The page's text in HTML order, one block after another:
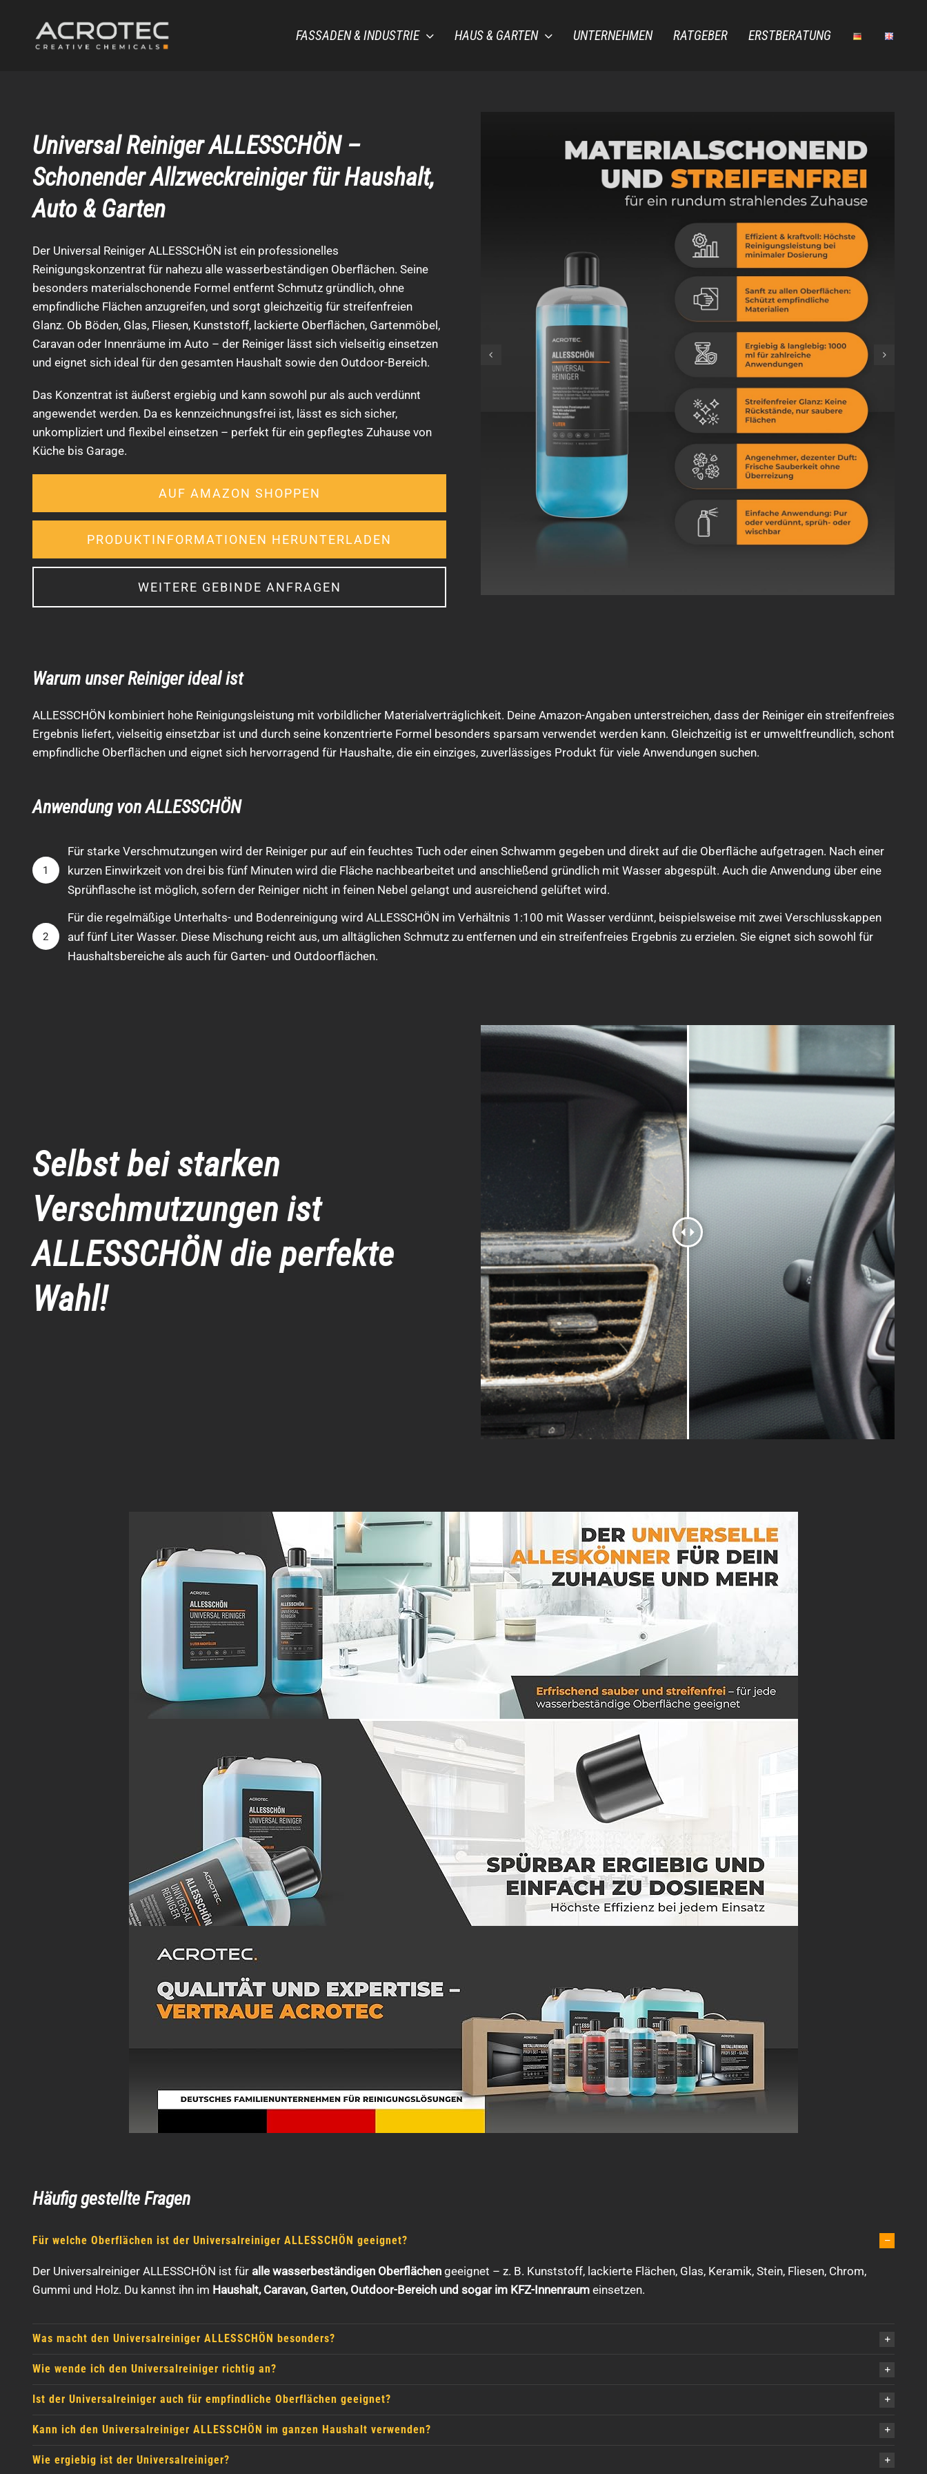
springen
FASSADEN & INDUSTRIE HAUS & GARTEN UNTERNEHMEN RATGEBER ERSTBERATUNG
Universal Reiniger ALLESSCHÖN –
Schonender Allzweckreiniger für Haushalt,
Auto & Garten
Der Universal Reiniger ALLESSCHÖN ist ein professionelles
Reinigungskonzentrat für nahezu alle wasserbeständigen Oberflächen. Seine
besonders materialschonende Formel entfernt Schmutz gründlich, ohne
empfindliche Flächen anzugreifen, und sorgt gleichzeitig für streifenfreien
Glanz. Ob Böden, Glas, Fliesen, Kunststoff, lackierte Oberflächen, Gartenmöbel,
Caravan oder Innenräume im Auto – der Reiniger lässt sich vielseitig einsetzen
und eignet sich ideal für den gesamten Haushalt sowie den Outdoor-Bereich.
Das Konzentrat ist äußerst ergiebig und kann sowohl pur als auch verdünnt
angewendet werden. Da es kennzeichnungsfrei ist, lässt es sich sicher,
unkompliziert und flexibel einsetzen – perfekt für ein gepflegtes Zuhause von
Küche bis Garage.
AUF AMAZON SHOPPEN
PRODUKTINFORMATIONEN HERUNTERLADEN
WEITERE GEBINDE ANFRAGEN
Warum unser Reiniger ideal ist
ALLESSCHÖN kombiniert hohe Reinigungsleistung mit vorbildlicher Materialverträglichkeit. Deine Amazon-Angaben unterstreichen, dass der Reiniger ein streifenfreies
Ergebnis liefert, vielseitig einsetzbar ist und durch seine konzentrierte Formel besonders sparsam verwendet werden kann. Gleichzeitig ist er umweltfreundlich, schont
empfindliche Oberflächen und eignet sich hervorragend für Haushalte, die ein einziges, zuverlässiges Produkt für viele Anwendungen suchen.
Anwendung von ALLESSCHÖN
1
Für starke Verschmutzungen wird der Reiniger pur auf ein feuchtes Tuch oder einen Schwamm gegeben und direkt auf die Oberfläche aufgetragen. Nach einer
kurzen Einwirkzeit von drei bis fünf Minuten wird die Fläche nachbearbeitet und anschließend gründlich mit Wasser abgespült. Auch die Anwendung über eine
Sprühflasche ist möglich, sofern der Reiniger nicht in feinen Nebel gelangt und ausreichend gelüftet wird.
2
Für die regelmäßige Unterhalts- und Bodenreinigung wird ALLESSCHÖN im Verhältnis 1:100 mit Wasser verdünnt, beispielsweise mit zwei Verschlusskappen
auf fünf Liter Wasser. Diese Mischung reicht aus, um alltäglichen Schmutz zu entfernen und ein streifenfreies Ergebnis zu erzielen. Sie eignet sich sowohl für
Haushaltsbereiche als auch für Garten- und Outdoorflächen.
Selbst bei starken
Verschmutzungen ist
ALLESSCHÖN die perfekte
Wahl!
Häufig gestellte Fragen
Für welche Oberflächen ist der Universalreiniger ALLESSCHÖN geeignet?
Der Universalreiniger ALLESSCHÖN ist für alle wasserbeständigen Oberflächengeeignet – z. B. Kunststoff, lackierte Flächen, Glas, Keramik, Stein, Fliesen, Chrom,
Gummi und Holz. Du kannst ihn im Haushalt, Caravan, Garten, Outdoor-Bereich und sogar im KFZ-Innenraumeinsetzen.
Was macht den Universalreiniger ALLESSCHÖN besonders?
Wie wende ich den Universalreiniger richtig an?
Ist der Universalreiniger auch für empfindliche Oberflächen geeignet?
Kann ich den Universalreiniger ALLESSCHÖN im ganzen Haushalt verwenden?
Wie ergiebig ist der Universalreiniger?